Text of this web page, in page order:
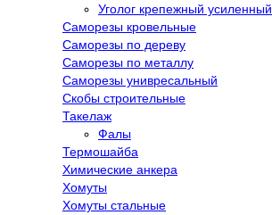
Уголог крепежный усиленный
Саморезы кровельные
Саморезы по дереву
Саморезы по металлу
Саморезы унивресальный
Скобы строительные
Такелаж
Фалы
Термошайба
Химические анкера
Хомуты
Хомуты стальные